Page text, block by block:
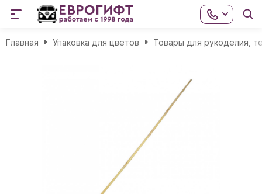
Главная Упаковка для цветов Товары для рукоделия,